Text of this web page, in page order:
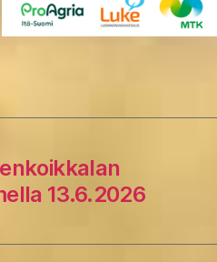
13.6.2026